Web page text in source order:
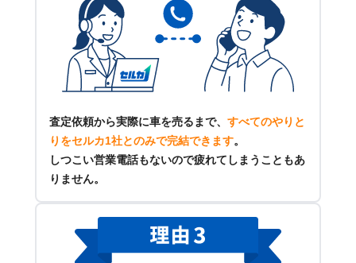
査定依頼から実際に車を売るまで、 すべてのやりと
りをセルカ1社とのみで完結できます。
しつこい営業電話もないので疲れてしまうこともあ
りません。